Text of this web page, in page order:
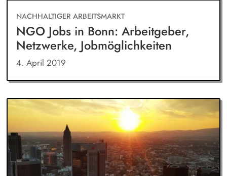
NACHHALTIGER ARBEITSMARKT
NGO Jobs in Bonn: Arbeitgeber,
Netzwerke, Jobmöglichkeiten
4. April 2019